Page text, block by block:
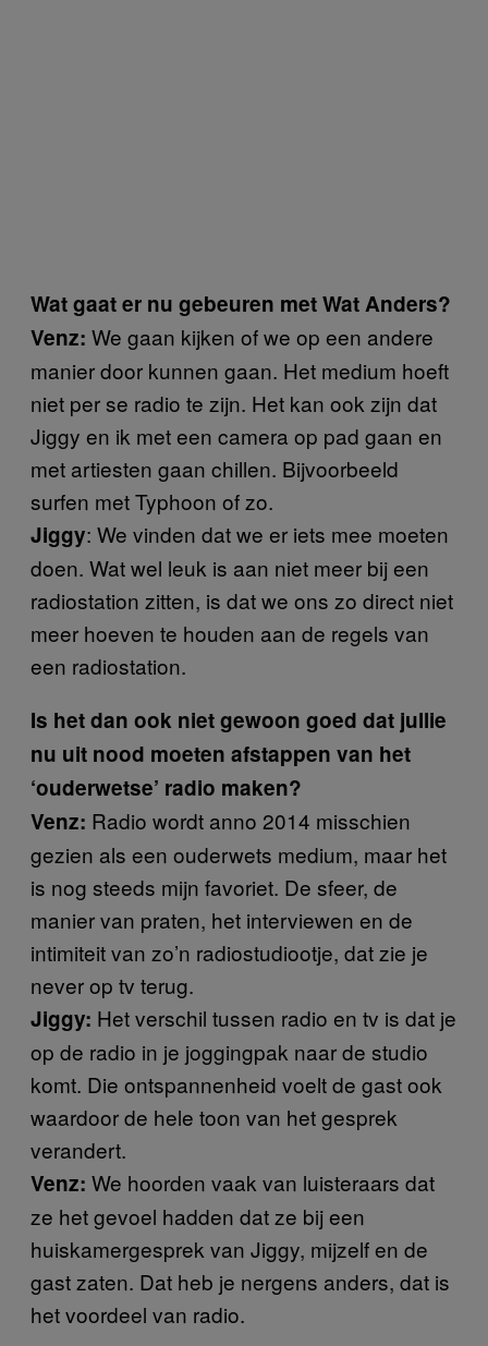
Wat gaat er nu gebeuren met Wat Anders?
Venz: We gaan kijken of we op een andere
manier door kunnen gaan. Het medium hoeft
niet per se radio te zijn. Het kan ook zijn dat
Jiggy en ik met een camera op pad gaan en
met artiesten gaan chillen. Bijvoorbeeld
surfen met Typhoon of zo.
Jiggy: We vinden dat we er iets mee moeten
doen. Wat wel leuk is aan niet meer bij een
radiostation zitten, is dat we ons zo direct niet
meer hoeven te houden aan de regels van
een radiostation.
Is het dan ook niet gewoon goed dat jullie
nu uit nood moeten afstappen van het
‘ouderwetse’ radio maken?
Venz: Radio wordt anno 2014 misschien
gezien als een ouderwets medium, maar het
is nog steeds mijn favoriet. De sfeer, de
manier van praten, het interviewen en de
intimiteit van zo’n radiostudiootje, dat zie je
never op tv terug.
Jiggy: Het verschil tussen radio en tv is dat je
op de radio in je joggingpak naar de studio
komt. Die ontspannenheid voelt de gast ook
waardoor de hele toon van het gesprek
verandert.
Venz: We hoorden vaak van luisteraars dat
ze het gevoel hadden dat ze bij een
huiskamergesprek van Jiggy, mijzelf en de
gast zaten. Dat heb je nergens anders, dat is
het voordeel van radio.